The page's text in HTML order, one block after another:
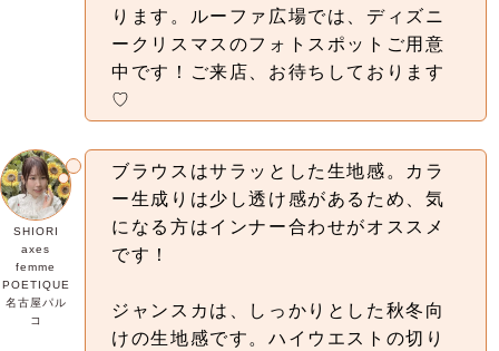
ります。ルーファ広場では、ディズニ
ークリスマスのフォトスポットご用意
中です！ご来店、お待ちしております
♡
SHIORI
axes
femme
POETIQUE
名古屋パル
コ
ブラウスはサラッとした生地感。カラ
ー生成りは少し透け感があるため、気
になる方はインナー合わせがオススメ
です！
ジャンスカは、
しっかりとした秋冬向
けの生地感です。ハイウエストの切り